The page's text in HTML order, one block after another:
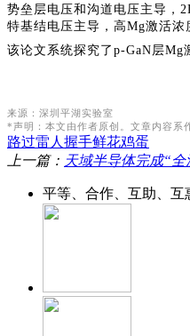
势垒层电压和沟道电压主导，
特基结电压主导，高Mg激活
该论文系统探究了p-GaN层
来源：深圳平湖实验室
*声明：本文由作者原创。文章内容系
路过雷人 握手鲜花鸡蛋
上一篇： 天域半导体完成“
平等、合作、互助、互